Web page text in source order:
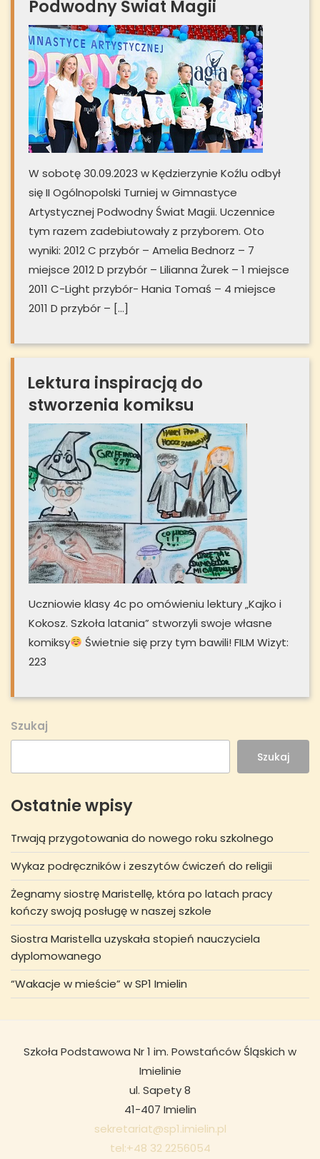
Podwodny Świat Magii
W sobotę 30.09.2023 w Kędzierzynie Koźlu odbył
się II Ogólnopolski Turniej w Gimnastyce
Artystycznej Podwodny Świat Magii. Uczennice
tym razem zadebiutowały z przyborem. Oto
wyniki: 2012 C przybór – Amelia Bednorz – 7
miejsce 2012 D przybór – Lilianna Żurek – 1 miejsce
2011 C-Light przybór- Hania Tomaś – 4 miejsce
2011 D przybór – […]
Lektura inspiracją do
stworzenia komiksu
Uczniowie klasy 4c po omówieniu lektury „Kajko i
Kokosz. Szkoła latania” stworzyli swoje własne
komiksy
Świetnie się przy tym bawili! FILM Wizyt:
223
Szukaj
Szukaj
Ostatnie wpisy
Trwają przygotowania do nowego roku szkolnego
Wykaz podręczników i zeszytów ćwiczeń do religii
Żegnamy siostrę Maristellę, która po latach pracy
kończy swoją posługę w naszej szkole
Siostra Maristella uzyskała stopień nauczyciela
dyplomowanego
“Wakacje w mieście” w SP1 Imielin
Szkoła Podstawowa Nr 1 im. Powstańców Śląskich w
Imielinie
ul. Sapety 8
41-407 Imielin
sekretariat@sp1.imielin.pl
tel:+48 32 2256054